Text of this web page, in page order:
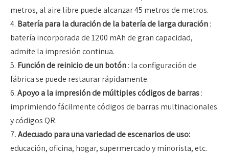
metros, al aire libre puede alcanzar 45 metros de metros.
4. Batería para la duración de la batería de larga duración:
batería incorporada de 1200 mAh de gran capacidad,
admite la impresión continua.
5. Función de reinicio de un botón: la configuración de
fábrica se puede restaurar rápidamente.
6.Apoyo a la impresión de múltiples códigos de barras:
imprimiendo fácilmente códigos de barras multinacionales
y códigos QR.
7.Adecuado para una variedad de escenarios de uso:
educación, oficina, hogar, supermercado y minorista, etc.